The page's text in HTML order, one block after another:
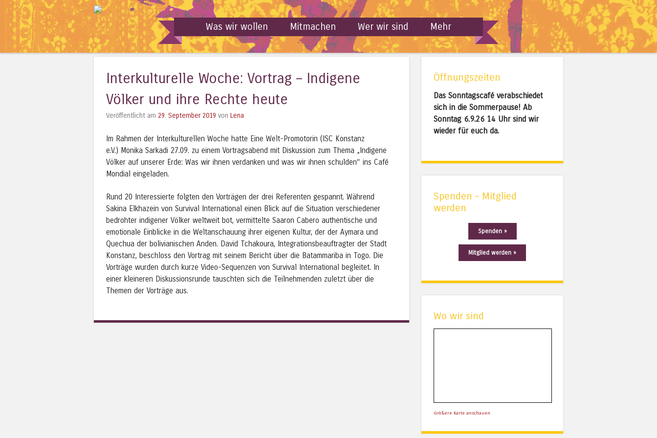
Was wir wollen Mitmachen Wer wir sind Mehr
Interkulturelle Woche: Vortrag – Indigene
Völker und ihre Rechte heute
Veröffentlicht am 29. September 2019 von Lena
Im Rahmen der Interkulturellen Woche hatte Eine Welt-Promotorin (ISC Konstanz
e.V.) Monika Sarkadi 27.09. zu einem Vortragsabend mit Diskussion zum Thema „Indigene
Völker auf unserer Erde: Was wir ihnen verdanken und was wir ihnen schulden“ ins Café
Mondial eingeladen.
Rund 20 Interessierte folgten den Vorträgen der drei Referenten gespannt. Während
Sakina Elkhazein von Survival International einen Blick auf die Situation verschiedener
bedrohter indigener Völker weltweit bot, vermittelte Saaron Cabero authentische und
emotionale Einblicke in die Weltanschauung ihrer eigenen Kultur, der der Aymara und
Quechua der bolivianischen Anden. David Tchakoura, Integrationsbeauftragter der Stadt
Konstanz, beschloss den Vortrag mit seinem Bericht über die Batammariba in Togo. Die
Vorträge wurden durch kurze Video-Sequenzen von Survival International begleitet. In
einer kleineren Diskussionsrunde tauschten sich die Teilnehmenden zuletzt über die
Themen der Vorträge aus.
Öffnungszeiten
Das Sonntagscafé verabschiedet
sich in die Sommerpause! Ab
Sonntag 6.9.26 14 Uhr sind wir
wieder für euch da.
Spenden – Mitglied
werden
Spenden »
Mitglied werden »
Wo wir sind
Größere Karte anschauen